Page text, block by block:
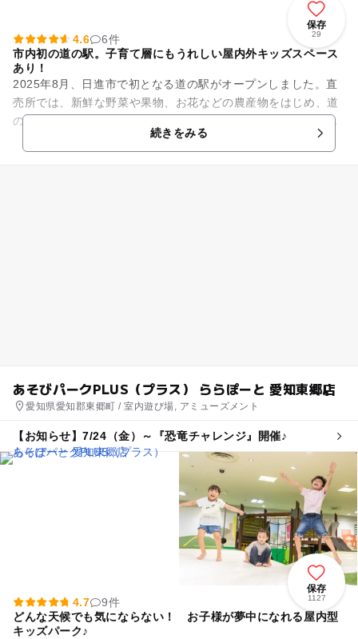
保存
29
4.6
6件
市内初の道の駅。子育て層にもうれしい屋内外キッズスペース
あり！
2025年8月、日進市で初となる道の駅がオープンしました。直
売所では、新鮮な野菜や果物、お花などの農産物をはじめ、道
の駅限定の商品、愛知県土産などを幅広く販売。飲食店やカフ
ェ、観光情報発信コーナ...続きをみる
あそびパークPLUS（プラス） ららぽーと 愛知東郷店
愛知県愛知郡東郷町 / 室内遊び場, アミューズメント
【お知らせ】7/24（金）～『恐竜チャレンジ』開催♪
保存
1127
4.7
9件
どんな天候でも気にならない！ お子様が夢中になれる屋内型
キッズパーク♪